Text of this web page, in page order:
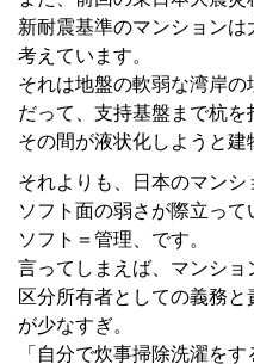
新耐震基準のマンション
考えています。
それは地盤の軟弱な湾岸の
だって、支持基盤まで杭を
その間が液状化しようと建
それよりも、日本のマンシ
ソフト面の弱さが際立って
ソフト＝管理、です。
言ってしまえば、マンショ
区分所有者としての義務
が少なすぎ。
「自分で炊事掃除洗濯を